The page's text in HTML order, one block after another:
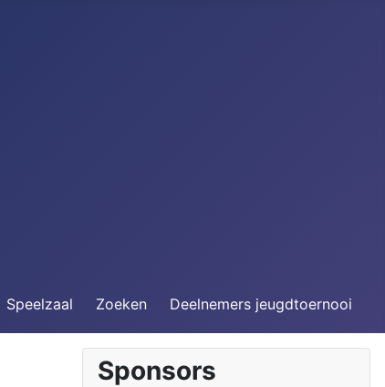
Speelzaal Zoeken Deelnemers jeugdtoernooi
Sponsors